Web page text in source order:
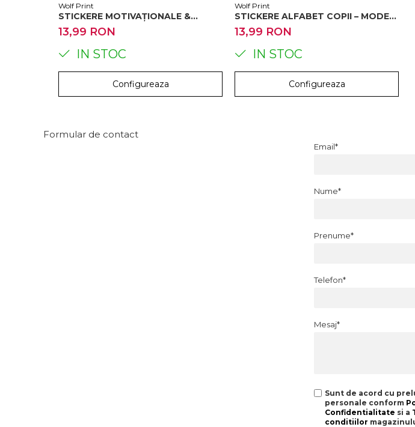
Wolf Print
STICKERE MOTIVAȚIONALE &
EDUCATIVE – MODEL MESAJE |
PRINT & DECUPAJ 25X35 CM
13,99 RON
IN STOC
Configureaza
Wolf Print
STICKERE ALFABET COPII – MODEL
LITERE COLORATE | PRINT &
DECUPAJ 25X35 CM
13,99 RON
IN STOC
Configureaza
Formular de contact
Email*
Nume*
Prenume*
Telefon*
Mesaj*
Sunt de acord cu
personale conform
Confidentialitate si a
conditiilor